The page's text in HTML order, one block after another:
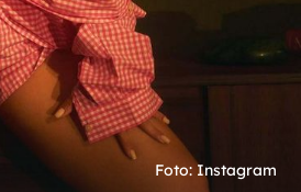
Foto: Instagram